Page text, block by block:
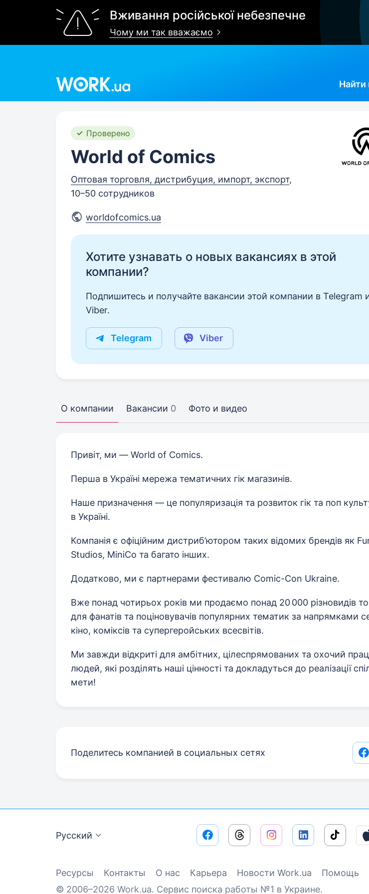
Вживання російської небезпечне
Чому ми так вважаємо
Найти
Проверено
World of Comics
Оптовая торговля, дистрибуция, импорт, экспорт,
10–50 сотрудников
worldofcomics.ua
Хотите узнавать о новых вакансиях в этой
компании?
Подпишитесь и получайте вакансии этой компании в Telegram
Viber.
Telegram Viber
О компании Вакансии 0 Фото и видео
Привіт, ми — World of Comics.
Перша в Україні мережа тематичних гік магазинів.
Наше призначення — це популяризація та розвиток гік та поп
в Україні.
Компанія є офіційним дистриб’ютором таких відомих брендів як
Studios, MiniCo та багато інших.
Додатково, ми є партнерами фестивалю Comic-Con Ukraine.
Вже понад чотирьох років ми продаємо понад 20 000 різновидів
для фанатів та поціновувачів популярних тематик за напрямками
кіно, коміксів та супергеройських всесвітів.
Ми завжди відкриті для амбітних, цілеспрямованих та охочий
людей, які розділять наші цінності та докладуться до реалізації
мети!
Поделитесь компанией в социальных сетях
Русский
Ресурсы Контакты О нас Карьера Новости Work.ua Помощь
© 2006–2026 Work.ua. Сервис поиска работы №1 в Украине.